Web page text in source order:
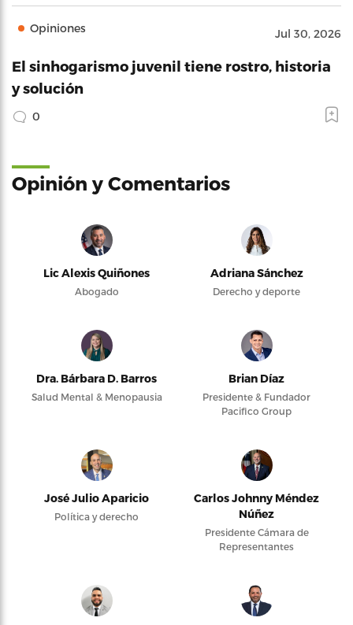
Opiniones Jul 30, 2026
El sinhogarismo juvenil tiene rostro, historia
y solución
0
Opinión y Comentarios
Lic Alexis Quiñones
Abogado
Adriana Sánchez
Derecho y deporte
Dra. Bárbara D. Barros
Salud Mental & Menopausia
Brian Díaz
Presidente & Fundador
Pacifico Group
José Julio Aparicio
Política y derecho
Carlos Johnny Méndez
Núñez
Presidente Cámara de
Representantes